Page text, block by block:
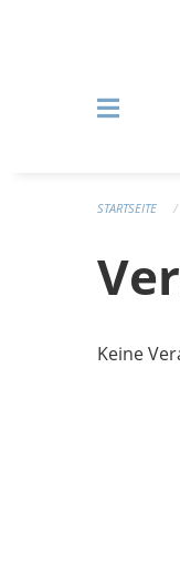
STARTSEITE
Keine